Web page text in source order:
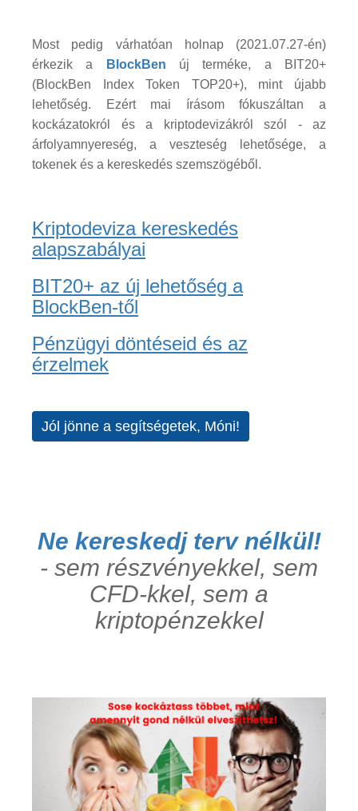
Most pedig várhatóan holnap (2021.07.27-én)
érkezik a
BlockBen új terméke, a BIT20+
(BlockBen Index Token TOP20+), mint újabb
lehetőség. Ezért mai írásom fókuszáltan a
kockázatokról és a kriptodevizákról szól - az
árfolyamnyereség, a veszteség lehetősége, a
tokenek és a kereskedés szemszögéből.
Kriptodeviza kereskedés
alapszabályai
BIT20+ az új lehetőség a
BlockBen-től
Pénzügyi döntéseid és az
érzelmek
Jól jönne a segítségetek, Móni!
Ne kereskedj terv nélkül!
- sem részvényekkel, sem
CFD-kkel, sem a
kriptopénzekkel